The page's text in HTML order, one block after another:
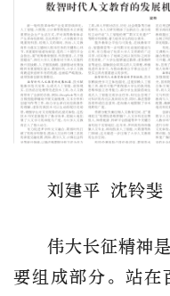
刘建平 沈铃斐
伟大长征精神
要组成部分。站在